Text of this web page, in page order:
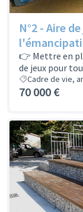
N°2 - Aire
👉 Mettre en
de jeux pour
Cadre de vie,
70 000 €